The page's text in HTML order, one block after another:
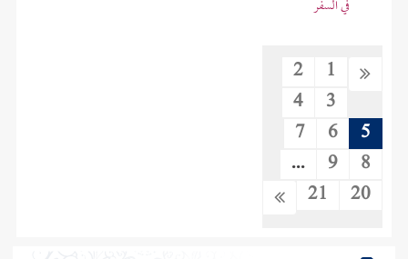
في السفر
1
2
3
4
5
6
7
8
9
...
20
21